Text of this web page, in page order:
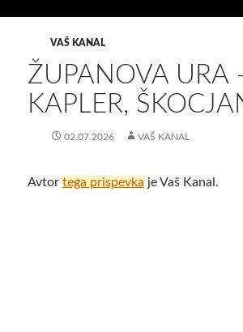
VAŠ KANAL
ŽUPANOVA URA
KAPLER,
02.07.2026 VAŠ KANAL
Avtor tega prispevka je Vaš Kanal.